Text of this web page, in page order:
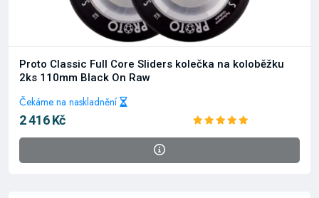
Proto Classic Full Core Sliders kolečka na koloběžku
2ks 110mm Black On Raw
Čekáme na naskladnění
2 416 Kč